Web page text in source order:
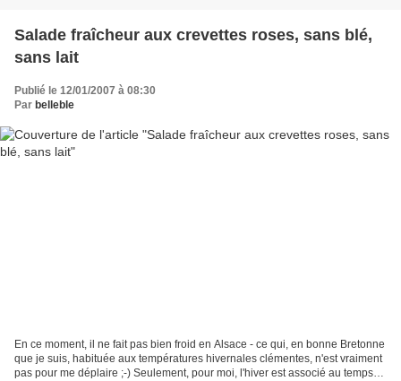
Salade fraîcheur aux crevettes roses, sans blé,
sans lait
Publié le 12/01/2007 à 08:30
Par belleble
En ce moment, il ne fait pas bien froid en Alsace - ce qui, en bonne Bretonne
que je suis, habituée aux températures hivernales clémentes, n'est vraiment
pas pour me déplaire ;-) Seulement, pour moi, l'hiver est associé au temps